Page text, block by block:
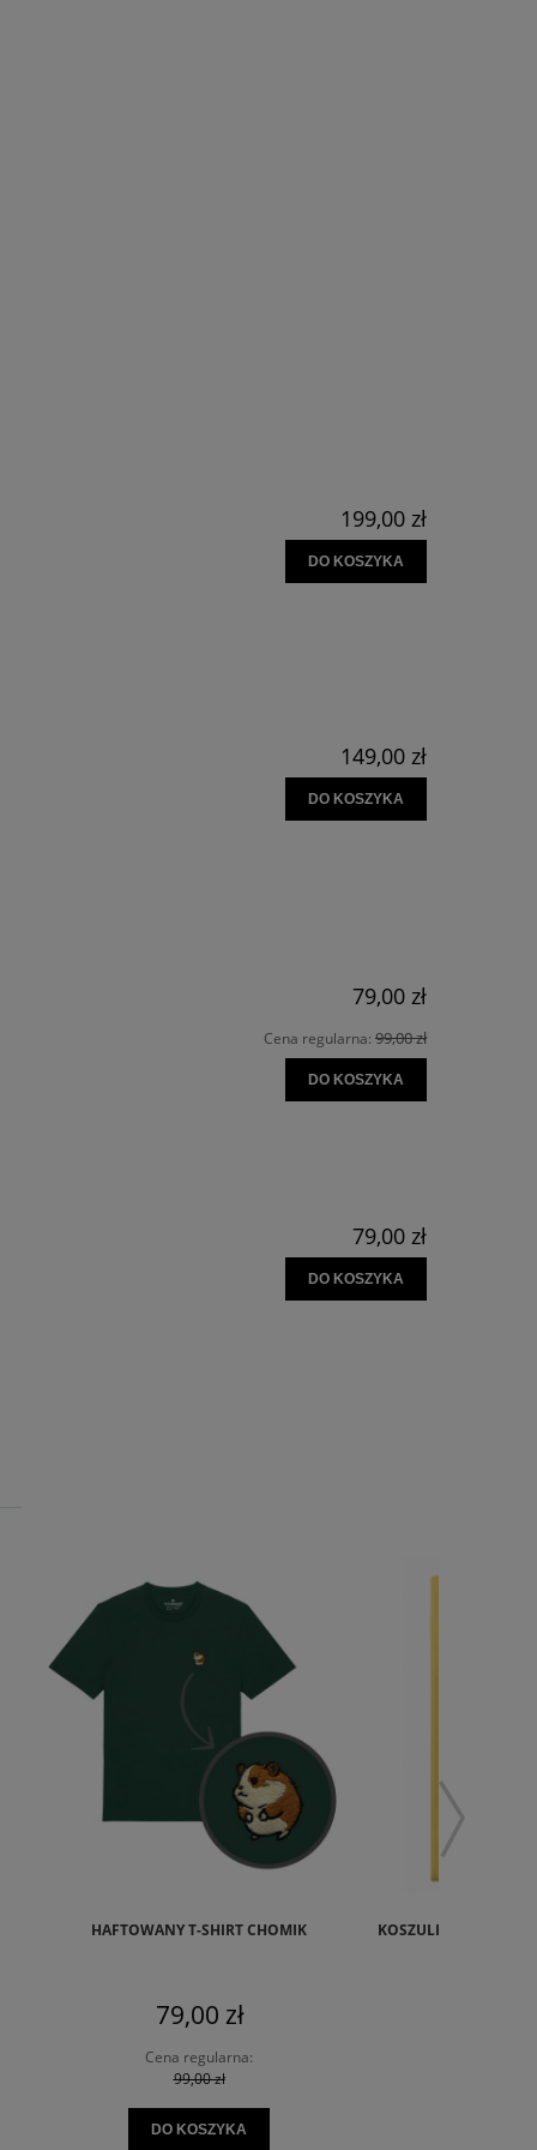
199,00 zł
DO KOSZYKA
149,00 zł
DO KOSZYKA
79,00 zł
Cena regularna: 99,00 zł
DO KOSZYKA
79,00 zł
DO KOSZYKA
HAFTOWANY T-SHIRT CHOMIK
79,00 zł
Cena regularna:
99,00 zł
DO KOSZYKA
KOSZULKA Z